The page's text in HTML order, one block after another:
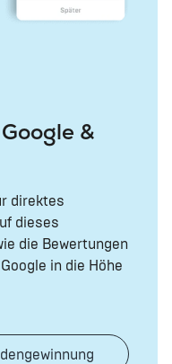
&
direktes
dieses
die Bewertungen
in die Höhe